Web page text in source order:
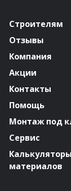
Строителям
Отзывы
Компания
Акции
Контакты
Помощь
Монтаж под
Сервис
Калькуляторы
материалов